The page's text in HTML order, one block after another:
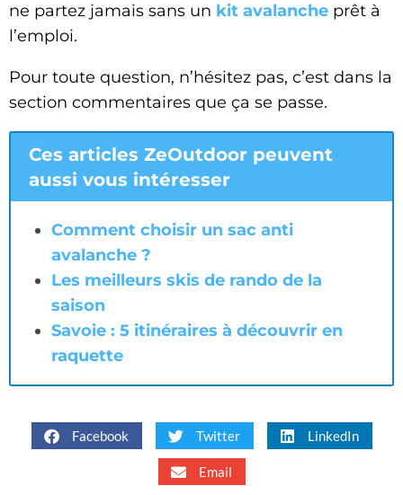
ne partez jamais sans un kit avalanche prêt à
l’emploi.
Pour toute question, n’hésitez pas, c’est dans la
section commentaires que ça se passe.
Ces articles ZeOutdoor peuvent
aussi vous intéresser
Comment choisir un sac anti
avalanche ?
Les meilleurs skis de rando de la
saison
Savoie : 5 itinéraires à découvrir en
raquette
Facebook Twitter LinkedIn
Email